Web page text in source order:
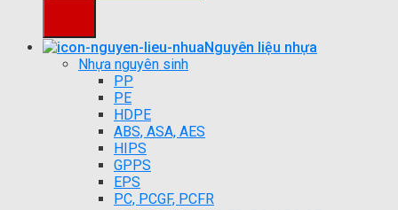
Nguyên liệu nhựa
Nhựa nguyên sinh
PP
PE
HDPE
ABS, ASA, AES
HIPS
GPPS
EPS
PC, PCGF, PCFR